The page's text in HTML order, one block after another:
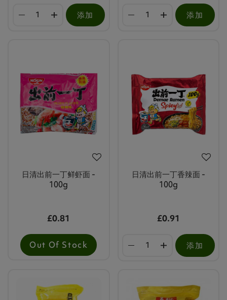
添加 添加
日清出前一丁鲜虾面 -
100g
£0.81
Out Of Stock
日清出前一丁香辣面 -
100g
£0.91
添加